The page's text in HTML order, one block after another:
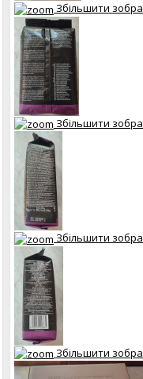
Збільшити
Збільшити
Збільшити
Збільшити